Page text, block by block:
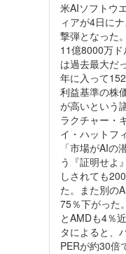
米AIソフトウ
ィアが4日に
撃弾となった
11億8000万
は過去最大だ
年に入って
利益基準の株
が高いという
ラクチャー・
イ・ハットフ
「市場がAIの
う『証明せよ
しされても
た。また別の
75％下がった
とAMDも4％
タによると、
PERが約30倍